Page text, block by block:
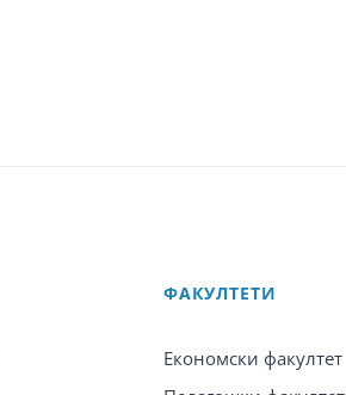
ФАКУЛТЕТИ
Економски факултет